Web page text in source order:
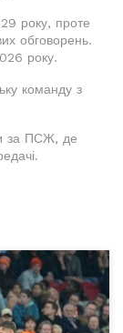
року, проте
обговорень.
року.
команду з
за ПСЖ, де